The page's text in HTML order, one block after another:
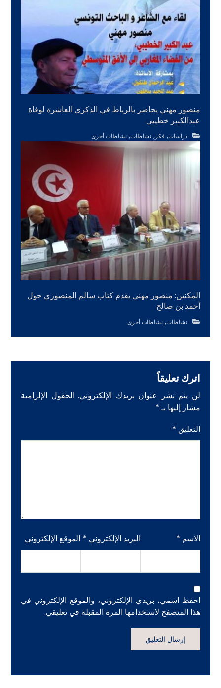
منصور مهني يحاضر بالرباط في الذكرى العاشرة لوفاة
عبدالكبير خطيبي
دراسات, فكر,نشاطات,نشاطات أخرى
المكنين: منصور مهني يقدم كتاب سالم المنصوري حول
أحمد بن صالح
نشاطات,نشاطات أخرى
اترك تعليقاً
لن يتم نشر عنوان بريدك الإلكتروني. الحقول الإلزامية
مشار إليها بـ*
التعليق *
الاسم * البريد الإلكتروني * الموقع الإلكتروني
احفظ اسمي، بريدي الإلكتروني، والموقع الإلكتروني في
هذا المتصفح لاستخدامها المرة المقبلة في تعليقي.
إرسال التعليق